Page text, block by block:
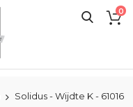
0
Solidus - Wijdte K - 61016